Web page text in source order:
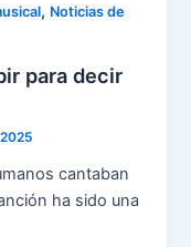
, Noticias de
para decir
cantaban
ha sido una